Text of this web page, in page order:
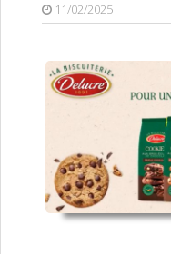
11/02/2025